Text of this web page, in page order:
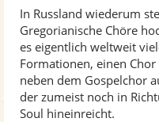
In Russland wiederum
Gregorianische Chöre
es eigentlich weltweit
Formationen, einen
neben dem Gospelchor
der zumeist noch in
Soul hineinreicht.